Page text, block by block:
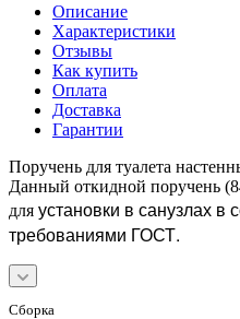
Описание
Характеристики
Отзывы
Как купить
Оплата
Доставка
Гарантии
Поручень для туалета
Данный откидной поручень
для установки в санузлах в
требованиями ГОСТ.
Сборка